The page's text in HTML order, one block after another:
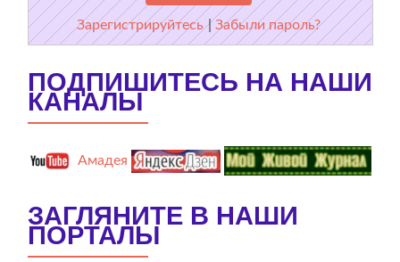
Зарегистрируйтесь |Забыли пароль?
ПОДПИШИТЕСЬ НА НАШИ
КАНАЛЫ
Амадея
ЗАГЛЯНИТЕ В НАШИ
ПОРТАЛЫ